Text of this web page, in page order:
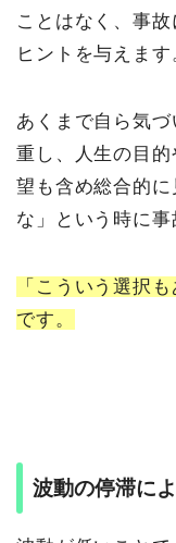
ことはなく、事
ヒントを与えます
あくまで自ら気
重し、人生の目
望も含め総合的
な」という時に事
「こういう選択
です。
波動の停滞に